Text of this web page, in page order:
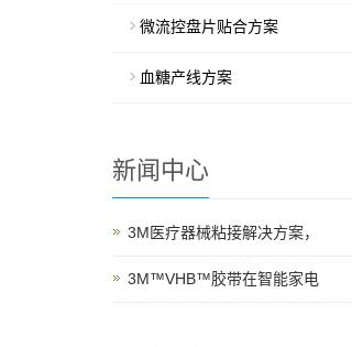
微流控盘片贴合方案
血糖产线方案
新闻中心
3M医疗器械粘接解决方案，
3M™VHB™胶带在智能家电